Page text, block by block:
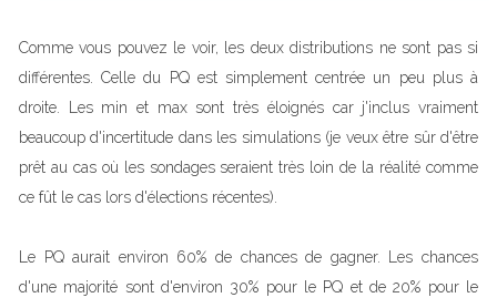
Comme vous pouvez le voir, les deux distributions ne sont pas si
différentes. Celle du PQ est simplement centrée un peu plus à
droite. Les min et max sont très éloignés car j'inclus vraiment
beaucoup d'incertitude dans les simulations (je veux être sûr d'être
prêt au cas où les sondages seraient très loin de la réalité comme
ce fût le cas lors d'élections récentes).
Le PQ aurait environ 60% de chances de gagner. Les chances
d'une majorité sont d'environ 30% pour le PQ et de 20% pour le